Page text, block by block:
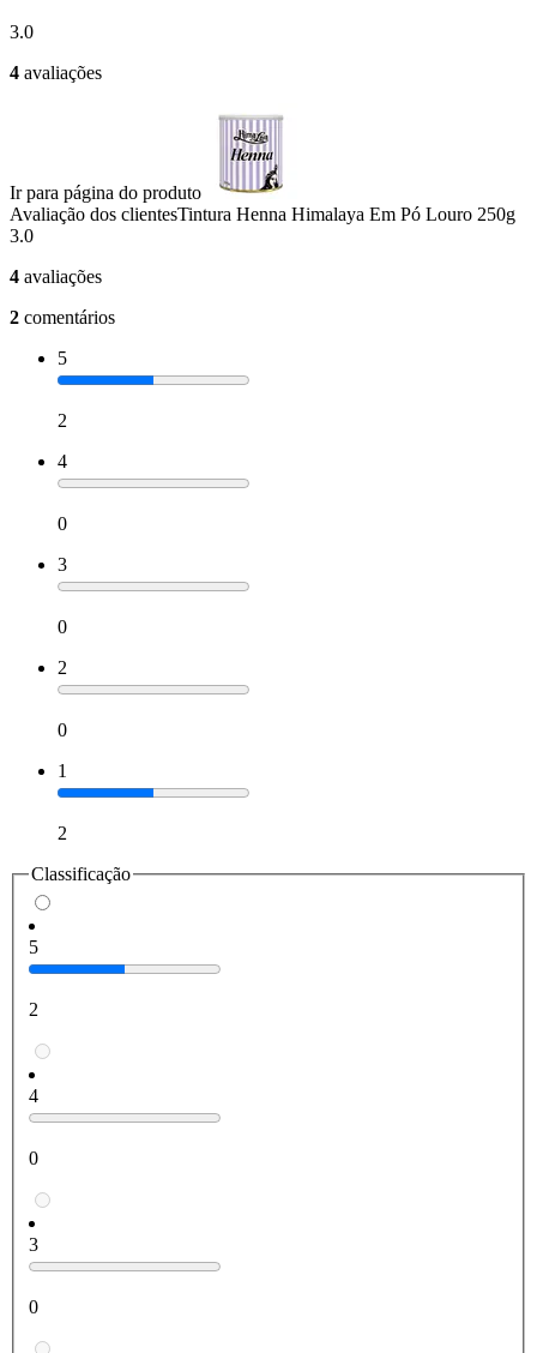
3.0
4 avaliações
Ir para página do produto
Avaliação dos clientesTintura Henna Himalaya Em Pó Louro 250g
3.0
4 avaliações
2 comentários
5
2
4
0
3
0
2
0
1
2
Classificação
5
2
4
0
3
0